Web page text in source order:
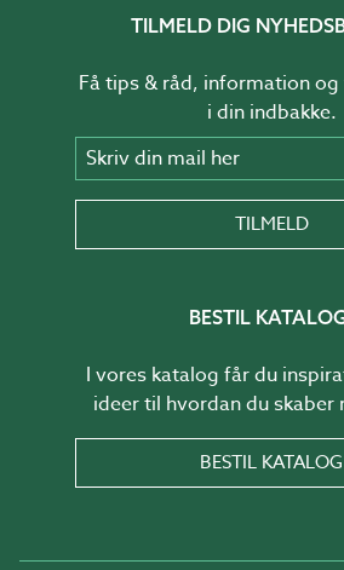
TILMELD DIG
Få tips & råd, information
i din indbakke.
Skriv din mail her
TILMELD
BESTIL
I vores katalog får du
ideer til hvordan du skaber
BESTIL KATALOG